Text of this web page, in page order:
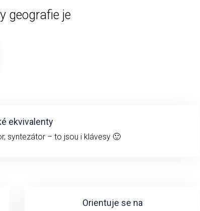
geografie je
ekvivalenty
syntezátor – to jsou i klávesy 🙂
Orientuje se na